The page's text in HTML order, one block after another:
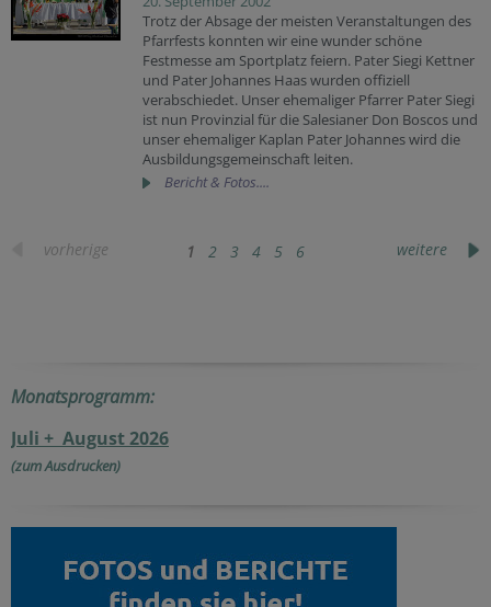
Trotz der Absage der meisten Veranstaltungen des
Pfarrfests konnten wir eine wunder schöne
Festmesse am Sportplatz feiern. Pater Siegi Kettner
und Pater Johannes Haas wurden offiziell
verabschiedet. Unser ehemaliger Pfarrer Pater Siegi
ist nun Provinzial für die Salesianer Don Boscos und
unser ehemaliger Kaplan Pater Johannes wird die
Ausbildungsgemeinschaft leiten.
Bericht & Fotos....
vorherige 1 2 3 4 5 6 weitere
Monatsprogramm:
Juli + August 2026
(zum Ausdrucken)